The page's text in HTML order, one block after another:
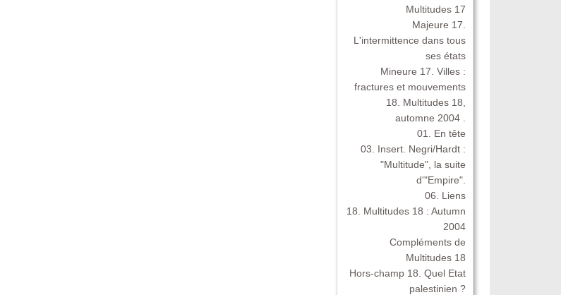
Multitudes 17
Majeure 17.
L'intermittence dans tous
ses états
Mineure 17. Villes :
fractures et mouvements
18. Multitudes 18,
automne 2004 .
01. En tête
03. Insert. Negri/Hardt :
"Multitude", la suite
d'"Empire".
06. Liens
18. Multitudes 18 : Autumn
2004
Compléments de
Multitudes 18
Hors-champ 18. Quel Etat
palestinien ?